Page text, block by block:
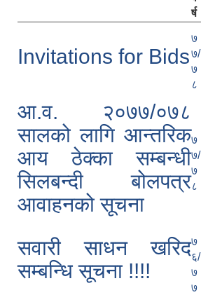
र्ष
Invitations for Bids
७
७/
७
८
आ.व. २०७७/०७८
सालको लागि आन्तरिक
आय ठेक्का सम्बन्धी
सिलबन्दी बोलपत्र
आवाहनको सूचना
७
७/
७
८
सवारी साधन खरिद
सम्बन्धि सूचना !!!!
७
६/
७
७